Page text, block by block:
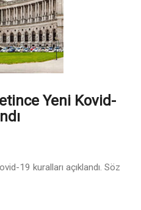
Yeni Kovid-
19 kuralları açıklandı. Söz